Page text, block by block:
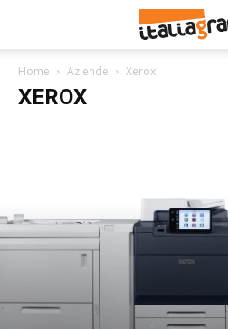
Home Aziende Xerox
XEROX